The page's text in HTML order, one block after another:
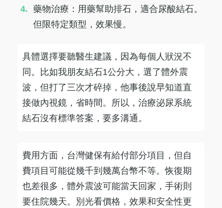
藥物治療：用藥幫助排石，適合尿酸結石。
但限特定類型，效果慢。
具體選擇要聽醫生建議，因為每個人狀況不
同。比如我朋友結石1公分大，選了體外震
波，但打了三次才碎掉，他事後說早知道直
接做內視鏡，省時間。所以，治療泌尿系統
結石沒有標準答案，要多溝通。
費用方面，台灣健保有給付部分項目，但自
費項目可能從幾千到幾萬台幣不等。恢復期
也差很多，體外震波可能當天回家，手術則
要住院幾天。別光看價格，效果和安全性更